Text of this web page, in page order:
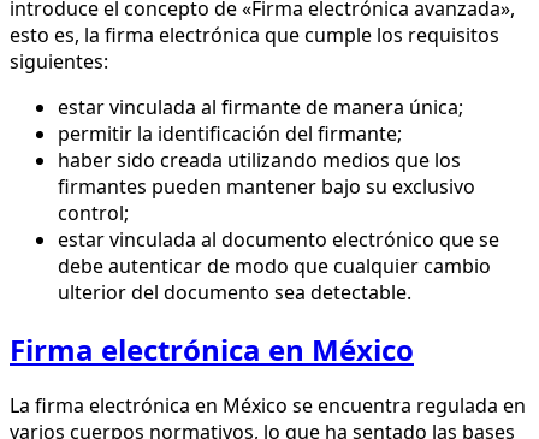
introduce el concepto de «Firma electrónica avanzada»,
esto es, la firma electrónica que cumple los requisitos
siguientes:
estar vinculada al firmante de manera única;
permitir la identificación del firmante;
haber sido creada utilizando medios que los
firmantes pueden mantener bajo su exclusivo
control;
estar vinculada al documento electrónico que se
debe autenticar de modo que cualquier cambio
ulterior del documento sea detectable.
Firma electrónica en México
La firma electrónica en México se encuentra regulada en
varios cuerpos normativos, lo que ha sentado las bases